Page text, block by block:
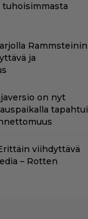
Rammsteinin
ja
on nyt
tapahtui
viihdyttävä
– Rotten